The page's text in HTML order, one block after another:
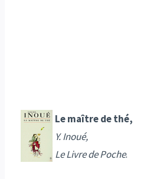
Le maître de thé,
Y. Inoué,
Le Livre de Poche.